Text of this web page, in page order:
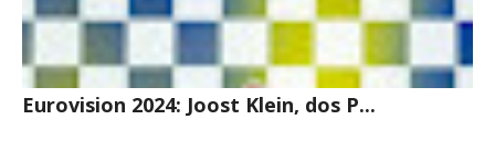
Eurovision 2024: Joost Klein, dos P...